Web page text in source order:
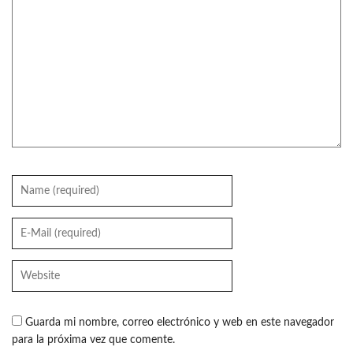
Guarda mi nombre, correo electrónico y web en este navegador
para la próxima vez que comente.